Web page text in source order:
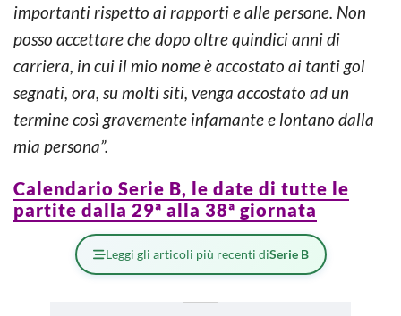
importanti rispetto ai rapporti e alle persone. Non
posso accettare che dopo oltre quindici anni di
carriera, in cui il mio nome è accostato ai tanti gol
segnati, ora, su molti siti, venga accostato ad un
termine così gravemente infamante e lontano dalla
mia persona”.
Calendario Serie B, le date di tutte le
partite dalla 29ª alla 38ª giornata
Leggi gli articoli più recenti diSerie B